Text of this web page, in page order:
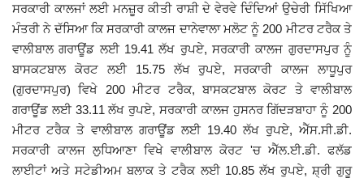
Railway Time Table
Lambi
Sri Muktsar Sahib News
Punjab
ਸਰਕਾਰੀ ਕਾਲਜਾਂ ਲਈ ਮਨਜ਼ੂਰ ਕੀਤੀ ਰਾਸ਼ੀ ਦੇ ਵੇਰਵੇ ਦਿੰਦਿਆਂ ਉਚੇਰੀ ਸਿੱਖਿਆ
ਮੰਤਰੀ ਨੇ ਦੱਸਿਆ ਕਿ ਸਰਕਾਰੀ ਕਾਲਜ ਦਾਨੇਵਾਲਾ ਮਲੋਟ ਨੂੰ 200 ਮੀਟਰ ਟਰੈਕ ਤੇ
ਵਾਲੀਬਾਲ ਗਰਾਊਂਡ ਲਈ 19.41 ਲੱਖ ਰੁਪਏ, ਸਰਕਾਰੀ ਕਾਲਜ ਗੁਰਦਾਸਪੁਰ ਨੂੰ
ਬਾਸਕਟਬਾਲ ਕੋਰਟ ਲਈ 15.75 ਲੱਖ ਰੁਪਏ, ਸਰਕਾਰੀ ਕਾਲਜ ਲਾਧੂਪੁਰ
(ਗੁਰਦਾਸਪੁਰ) ਵਿਖੇ 200 ਮੀਟਰ ਟਰੈਕ, ਬਾਸਕਟਬਾਲ ਕੋਰਟ ਤੇ ਵਾਲੀਬਾਲ
ਗਰਾਊਂਡ ਲਈ 33.11 ਲੱਖ ਰੁਪਏ, ਸਰਕਾਰੀ ਕਾਲਜ ਹੁਸਨਰ ਗਿੱਦੜਬਾਹਾ ਨੂੰ 200
ਮੀਟਰ ਟਰੈਕ ਤੇ ਵਾਲੀਬਾਲ ਗਰਾਊਂਡ ਲਈ 19.40 ਲੱਖ ਰੁਪਏ, ਐੱਸ.ਸੀ.ਡੀ.
ਸਰਕਾਰੀ ਕਾਲਜ ਲੁਧਿਆਣਾ ਵਿਖੇ ਵਾਲੀਬਾਲ ਕੋਰਟ 'ਚ ਐੱਲ.ਈ.ਡੀ. ਫਲੱਡ
ਲਾਈਟਾਂ ਅਤੇ ਸਟੇਡੀਅਮ ਬਲਾਕ ਤੇ ਟਰੈਕ ਲਈ 10.85 ਲੱਖ ਰੁਪਏ, ਸ਼੍ਰੀ ਗੁਰੂ